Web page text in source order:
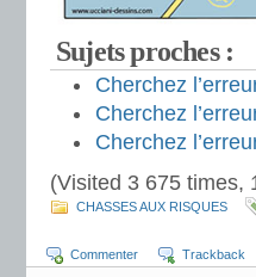
Sujets proches :
Cherchez
Cherchez
Cherchez
(Visited 3 675 times,
CHASSES AUX RISQUES
Commenter Trackback